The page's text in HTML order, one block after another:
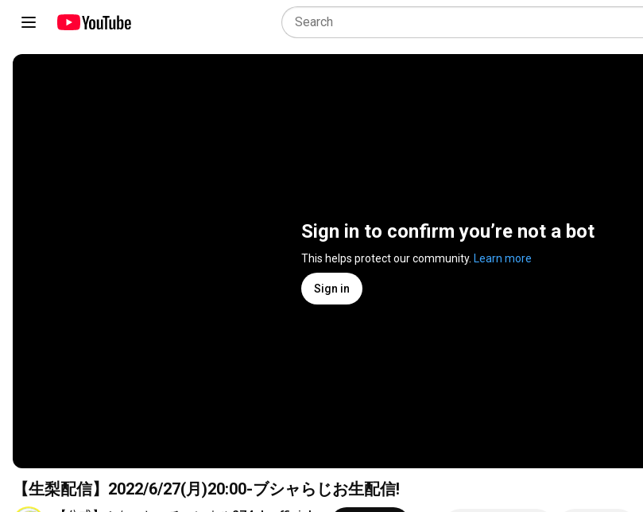
Sign in to confirm you’re not a bot
This helps protect our community. Learn more
Sign in
【生梨配信】2022/6/27(月)20:00-ブシャらじお生配信!